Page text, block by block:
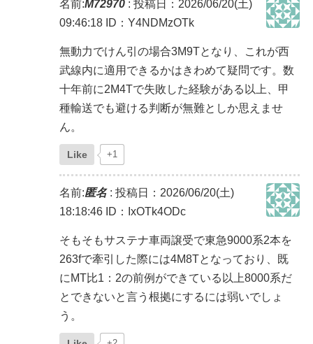
名前:M72970 : 投稿日：2026/06/20(土)
09:46:18 ID：Y4NDMzOTk
無動力でけん引の場合3M9Tとなり、これが西
武線内に適用できるかはきわめて疑問です。数
十年前に2M4Tで失敗した経験がある以上、甲
種輸送でも避ける判断が無難としか思えませ
ん。
Like +1
名前:匿名: 投稿日：2026/06/20(土)
18:18:46 ID：IxOTk4ODc
そもそもサステナ車両譲受で東急9000系2本を
263fで牽引した際には4M8Tとなっており、既
にMT比1：2の前例ができている以上8000系だ
とできないと言う根拠にするには弱いでしょ
う。